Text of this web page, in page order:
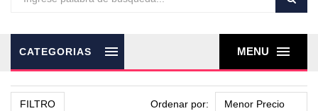
MENU
CATEGORIAS
FILTRO Ordenar por: